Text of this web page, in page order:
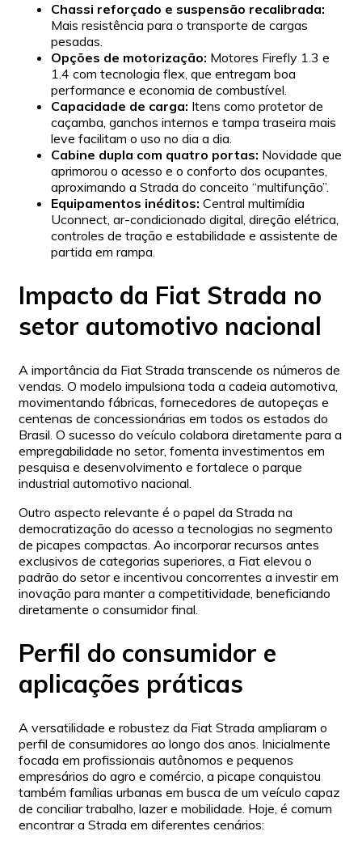
Chassi reforçado e suspensão recalibrada:
Mais resistência para o transporte de cargas
pesadas.
Opções de motorização: Motores Firefly 1.3 e
1.4 com tecnologia flex, que entregam boa
performance e economia de combustível.
Capacidade de carga: Itens como protetor de
caçamba, ganchos internos e tampa traseira mais
leve facilitam o uso no dia a dia.
Cabine dupla com quatro portas: Novidade que
aprimorou o acesso e o conforto dos ocupantes,
aproximando a Strada do conceito “multifunção”.
Equipamentos inéditos: Central multimídia
Uconnect, ar-condicionado digital, direção elétrica,
controles de tração e estabilidade e assistente de
partida em rampa.
Impacto da Fiat Strada no
setor automotivo nacional
A importância da Fiat Strada transcende os números de
vendas. O modelo impulsiona toda a cadeia automotiva,
movimentando fábricas, fornecedores de autopeças e
centenas de concessionárias em todos os estados do
Brasil. O sucesso do veículo colabora diretamente para a
empregabilidade no setor, fomenta investimentos em
pesquisa e desenvolvimento e fortalece o parque
industrial automotivo nacional.
Outro aspecto relevante é o papel da Strada na
democratização do acesso a tecnologias no segmento
de picapes compactas. Ao incorporar recursos antes
exclusivos de categorias superiores, a Fiat elevou o
padrão do setor e incentivou concorrentes a investir em
inovação para manter a competitividade, beneficiando
diretamente o consumidor final.
Perfil do consumidor e
aplicações práticas
A versatilidade e robustez da Fiat Strada ampliaram o
perfil de consumidores ao longo dos anos. Inicialmente
focada em profissionais autônomos e pequenos
empresários do agro e comércio, a picape conquistou
também famílias urbanas em busca de um veículo capaz
de conciliar trabalho, lazer e mobilidade. Hoje, é comum
encontrar a Strada em diferentes cenários: